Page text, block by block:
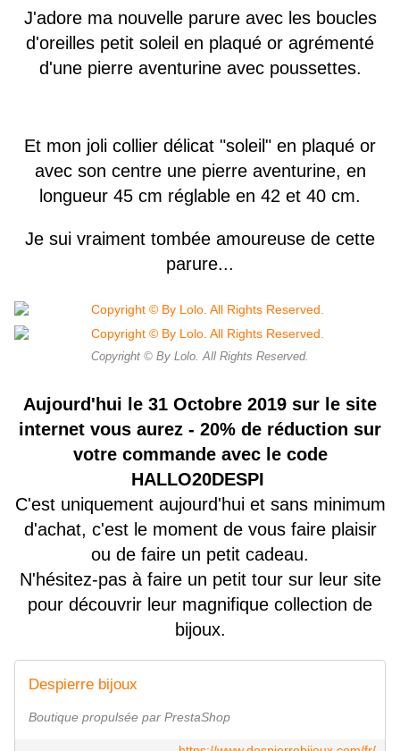
J'adore ma nouvelle parure avec les boucles
d'oreilles petit soleil en plaqué or agrémenté
d'une pierre aventurine avec poussettes.
Et mon joli collier délicat "soleil" en plaqué or
avec son centre une pierre aventurine, en
longueur 45 cm réglable en 42 et 40 cm.
Je sui vraiment tombée amoureuse de cette
parure...
Copyright © By Lolo. All Rights Reserved.
Aujourd'hui le 31 Octobre 2019 sur le site
internet vous aurez - 20% de réduction sur
votre commande avec le code
HALLO20DESPI
C'est uniquement aujourd'hui et sans minimum
d'achat, c'est le moment de vous faire plaisir
ou de faire un petit cadeau.
N'hésitez-pas à faire un petit tour sur leur site
pour découvrir leur magnifique collection de
bijoux.
Despierre bijoux
Boutique propulsée par PrestaShop